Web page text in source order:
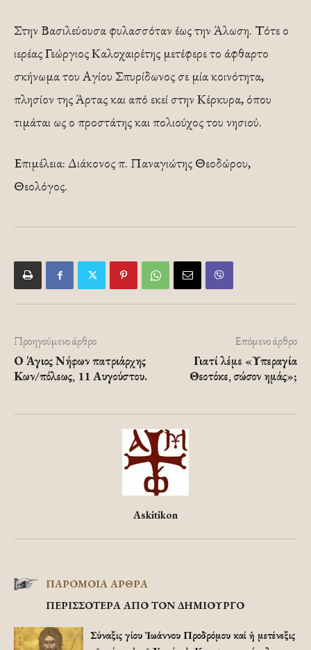
Στην Βασιλεύουσα φυλασσόταν έως την Άλωση. Τότε ο
ιερέας Γεώργιος Καλοχαιρέτης μετέφερε το άφθαρτο
σκήνωμα του Αγίου Σπυρίδωνος σε μία κοινότητα,
πλησίον της Άρτας και από εκεί στην Κέρκυρα, όπου
τιμάται ως ο προστάτης και πολιούχος του νησιού.
Επιμέλεια: Διάκονος π. Παναγιώτης Θεοδώρου,
Θεολόγος.
Προηγούμενο άρθρο
Ο Άγιος Νήφων πατριάρχης
Κων/πόλεως, 11 Αυγούστου.
Επόμενο άρθρο
Γιατί λέμε «Υπεραγία
Θεοτόκε, σώσον ημάς»;
Askitikon
ΠΑΡΟΜΟΙΑ ΑΡΘΡΑ
ΠΕΡΙΣΣΟΤΕΡΑ ΑΠΟ ΤΟΝ ΔΗΜΙΟΥΡΓΟ
Σύναξις Ἁγίου Ἰωάννου Προδρόμου καί ἡ μετένεξις